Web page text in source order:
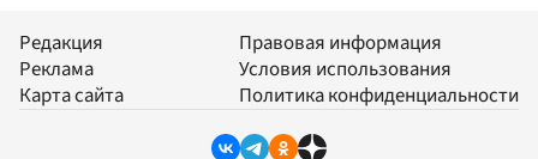
Редакция
Реклама
Карта сайта
Правовая информация
Условия использования
Политика конфиденциальности